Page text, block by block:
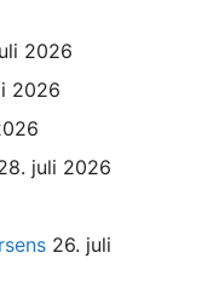
2026
2026
juli 2026
26. juli